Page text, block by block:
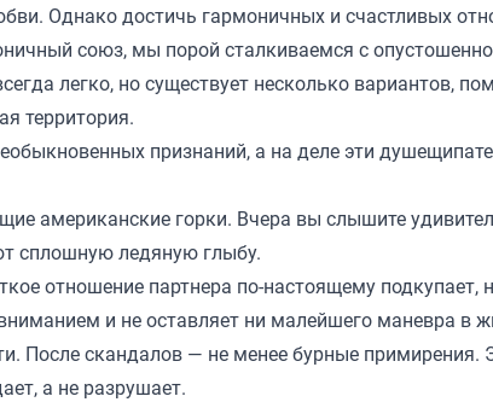
Однако достичь гармоничных и счастливых
союз, мы порой сталкиваемся с
легко, но существует несколько вариантов,
территория.
признаний, а на деле эти
американские горки. Вчера вы слышите
сплошную ледяную глыбу.
отношение партнера по-настоящему подкупает,
и не оставляет ни малейшего маневра в
После скандалов — не менее бурные примирения.
а не разрушает.